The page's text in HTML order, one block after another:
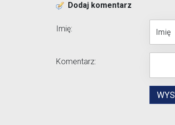
Dodaj komentarz
Imię:
Komentarz: